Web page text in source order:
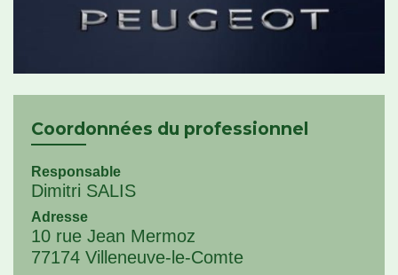
Coordonnées du professionnel
Responsable
Dimitri SALIS
Adresse
10 rue Jean Mermoz
77174 Villeneuve-le-Comte